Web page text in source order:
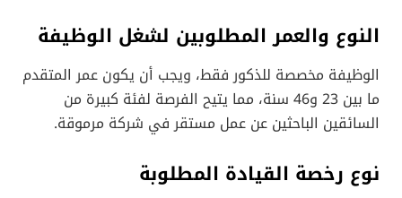
النوع والعمر المطلوبين لشغل الوظيفة
الوظيفة مخصصة للذكور فقط، ويجب أن يكون عمر المتقدم
ما بين 23 و46 سنة، مما يتيح الفرصة لفئة كبيرة من
السائقين الباحثين عن عمل مستقر في شركة مرموقة.
نوع رخصة القيادة المطلوبة